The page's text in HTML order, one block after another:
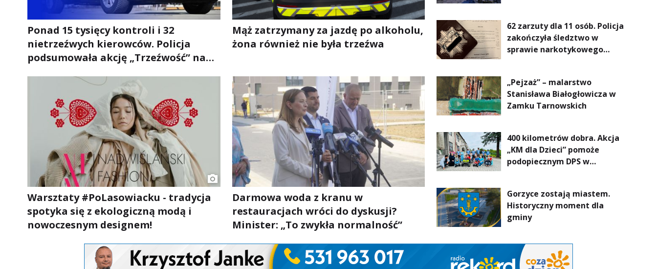
Ponad 15 tysięcy kontroli i 32
nietrzeźwych kierowców. Policja
podsumowała akcję „Trzeźwość” na
Mąż zatrzymany za jazdę po alkoholu,
żona również nie była trzeźwa
Warsztaty #PoLasowiacku - tradycja
spotyka się z ekologiczną modą i
nowoczesnym designem!
Darmowa woda z kranu w
restauracjach wróci do dyskusji?
Minister: „To zwykła normalność”
62 zarzuty dla 11 osób. Policja
zakończyła śledztwo w
sprawie narkotykowego
„Pejzaż” – malarstwo
Stanisława Białogłowicza w
Zamku Tarnowskich
400 kilometrów dobra. Akcja
„KM dla Dzieci” pomoże
podopiecznym DPS w
Gorzyce zostają miastem.
Historyczny moment dla
gminy